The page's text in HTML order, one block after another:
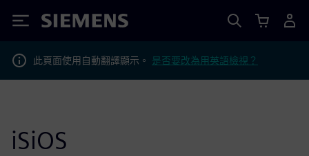
Siemens
此頁面使用自動翻譯顯示。 是否要改為用英語檢視？
iSiOS